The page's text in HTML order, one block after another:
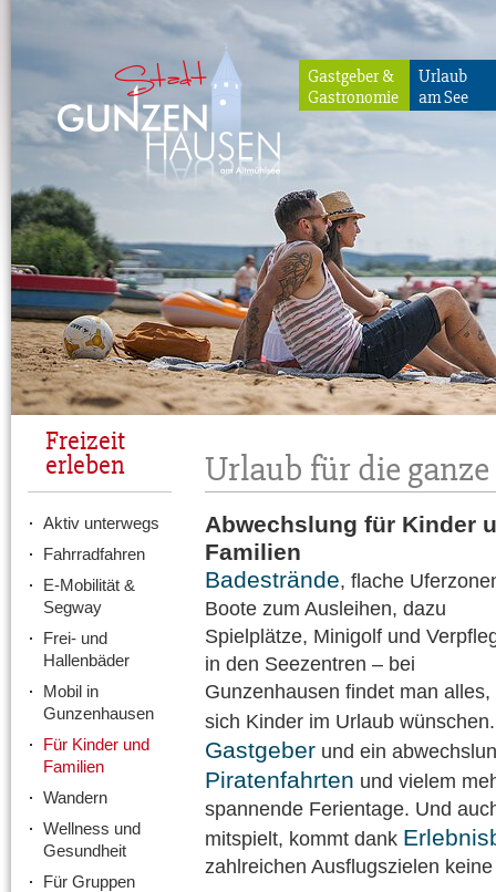
Gunzenhausen
Gastgeber &
Gastronomie
Urlaub
am See
Urlaub für die
Abwechslung für Kinder
Familien
Badestrände, flache
Boote zum Ausleihen, dazu
Spielplätze, Minigolf und
in den Seezentren – bei
Gunzenhausen findet man alles,
sich Kinder im Urlaub
Gastgeber und ein
Piratenfahrten und vielem
spannende Ferientage. Und
mitspielt, kommt dank
zahlreichen Ausflugszielen
Freizeit
erleben
Aktiv unterwegs
Fahrradfahren
E-Mobilität &
Segway
Frei- und
Hallenbäder
Mobil in
Gunzenhausen
Für Kinder und
Familien
Wandern
Wellness und
Gesundheit
Für Gruppen